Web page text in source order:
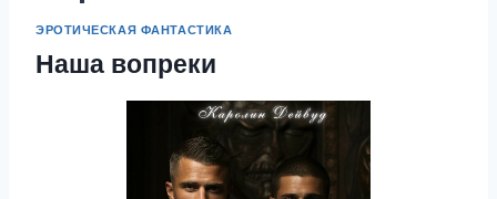
ЭРОТИЧЕСКАЯ ФАНТАСТИКА
Наша вопреки